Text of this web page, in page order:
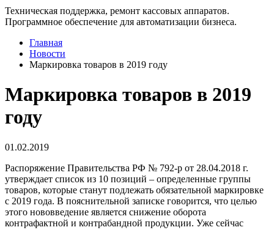
Техническая поддержка, ремонт кассовых аппаратов.
Программное обеспечение для автоматизации бизнеса.
Главная
Новости
Маркировка товаров в 2019 году
Маркировка товаров в 2019
году
01.02.2019
Распоряжение Правительства РФ № 792-р от 28.04.2018 г.
утверждает список из 10 позиций – определенные группы
товаров, которые станут подлежать обязательной маркировке
с 2019 года. В пояснительной записке говорится, что целью
этого нововведение является снижение оборота
контрафактной и контрабандной продукции. Уже сейчас